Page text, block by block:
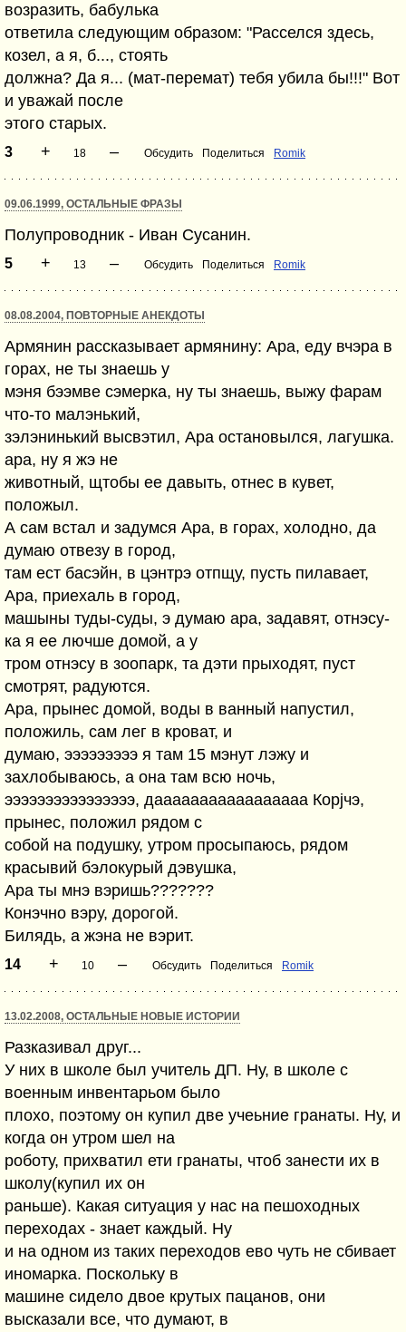
возразить, бабулька
ответила следующим образом: "Расселся здесь,
козел, а я, б..., стоять
должна? Да я... (мат-перемат) тебя убила бы!!!" Вот
и уважай после
этого старых.
3 + 18 – Обсудить Поделиться Romik
09.06.1999, ОСТАЛЬНЫЕ ФРАЗЫ
Полупроводник - Иван Сусанин.
5 + 13 – Обсудить Поделиться Romik
08.08.2004, ПОВТОРНЫЕ АНЕКДОТЫ
Армянин рассказывает армянину: Ара, еду вчэра в
горах, не ты знаешь у
мэня бээмве сэмерка, ну ты знаешь, выжу фарам
что-то малэнький,
зэлэнинький высвэтил, Ара остановылся, лагушка.
ара, ну я жэ не
животный, щтобы ее давыть, отнес в кувет,
положыл.
А сам встал и задумся Ара, в горах, холодно, да
думаю отвезу в город,
там ест басэйн, в цэнтрэ отпщу, пусть пилавает,
Ара, приехаль в город,
машыны туды-суды, э думаю ара, задавят, отнэсу-
ка я ее лючше домой, а у
тром отнэсу в зоопарк, та дэти прыходят, пуст
смотрят, радуются.
Ара, прынес домой, воды в ванный напустил,
положиль, сам лег в кроват, и
думаю, эээээээээ я там 15 мэнут лэжу и
захлобываюсь, а она там всю ночь,
ээээээээээээээээ, дааааааааааааааааа Корjчэ,
прынес, положил рядом с
собой на подушку, утром просыпаюсь, рядом
красывий бэлокурый дэвушка,
Ара ты мнэ вэришь???????
Конэчно вэру, дорогой.
Билядь, а жэна не вэрит.
14 + 10 – Обсудить Поделиться Romik
13.02.2008, ОСТАЛЬНЫЕ НОВЫЕ ИСТОРИИ
Разказивал друг...
У них в школе был учитель ДП. Ну, в школе с
военным инвентарьом было
плохо, поэтому он купил две учеьние гранаты. Ну, и
когда он утром шел на
роботу, прихватил ети гранаты, чтоб занести их в
школу(купил их он
раньше). Какая ситуация у нас на пешоходных
переходах - знает каждый. Ну
и на одном из таких переходов ево чуть не сбивает
иномарка. Поскольку в
машине сидело двое крутых пацанов, они
высказали все, что думают, в